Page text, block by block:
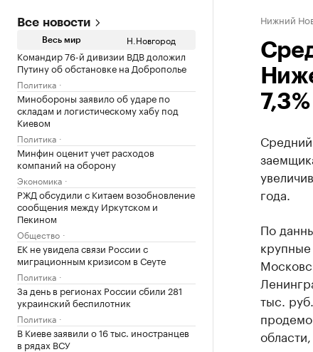
Все новости
Весь мир Н.Новгород
Командир 76-й дивизии ВДВ доложил
Путину об обстановке на Доброполье
Политика
Минобороны заявило об ударе по
складам и логистическому хабу под
Киевом
Политика
Минфин оценит учет расходов
компаний на оборону
Экономика
РЖД обсудили с Китаем возобновление
сообщения между Иркутском и
Пекином
Общество
ЕК не увидела связи России с
миграционным кризисом в Сеуте
Политика
За день в регионах России сбили 281
украинский беспилотник
Политика
В Киеве заявили о 16 тыс. иностранцев
в рядах ВСУ
Нижний
7,3%
года.
По
тыс.